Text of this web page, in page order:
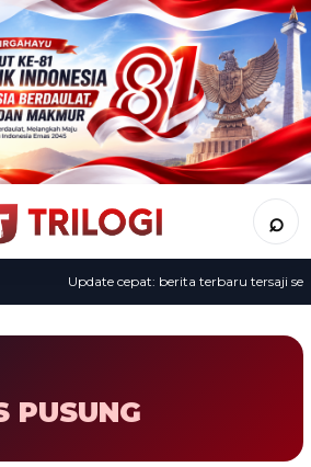
⌕
Update cepat: berita terbaru tersaji
PUSUNG